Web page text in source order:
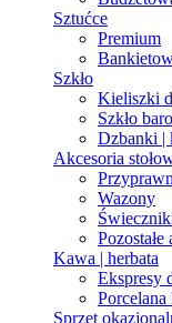
Sztućce
Premium
Szkło
Kieliszki
Szkło
Dzbanki |
Akcesoria
Wazony
Pozostałe
Kawa | herbata
Ekspresy
Porcelana
Sprzęt